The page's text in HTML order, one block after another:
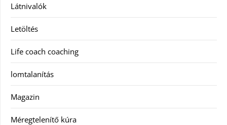
Látnivalók
Letöltés
Life coach coaching
lomtalanítás
Magazin
Méregtelenítő kúra